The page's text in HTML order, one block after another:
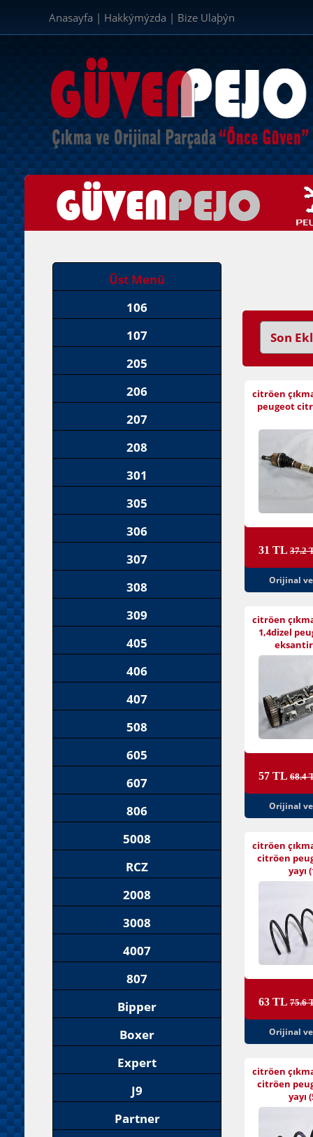
Anasayfa | Hakkýmýzda | Bize Ulaþýn
Üst Menü
106
107
205
206
207
208
301
305
306
307
308
309
405
406
407
508
605
607
806
5008
RCZ
2008
3008
4007
807
Bipper
Boxer
Expert
J9
Partner
citröen
peugeot
31 TL 37.2
Orijinal ve
citröen
1,4dizel
57 TL 68.4
Orijinal ve
citröen
citröen
yayı
63 TL 75.6
Orijinal ve
citröen
citröen
yayı